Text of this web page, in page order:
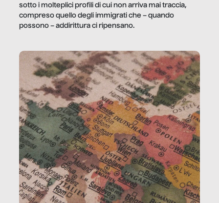
sotto i molteplici profili di cui non arriva mai traccia,
compreso quello degli immigrati che – quando
possono – addirittura ci ripensano.